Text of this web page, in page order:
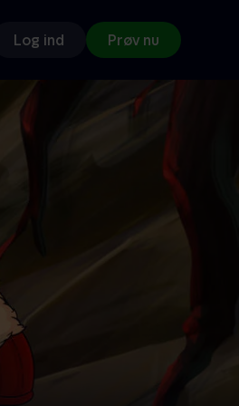
Log ind Prøv nu